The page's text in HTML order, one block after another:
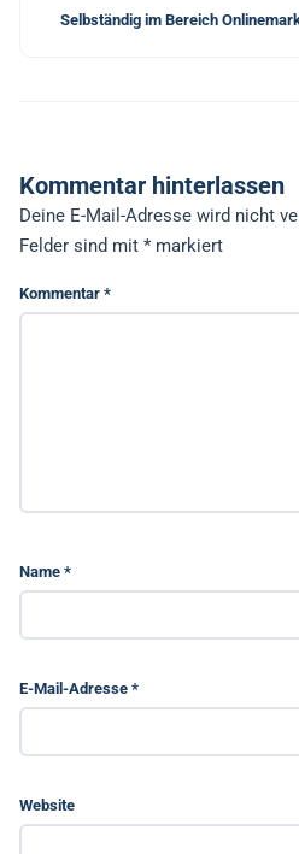
Selbständig im Bereich
Kommentar hinterlassen
Deine E-Mail-Adresse wird nicht
Felder sind mit *markiert
Kommentar *
Name *
E-Mail-Adresse *
Website